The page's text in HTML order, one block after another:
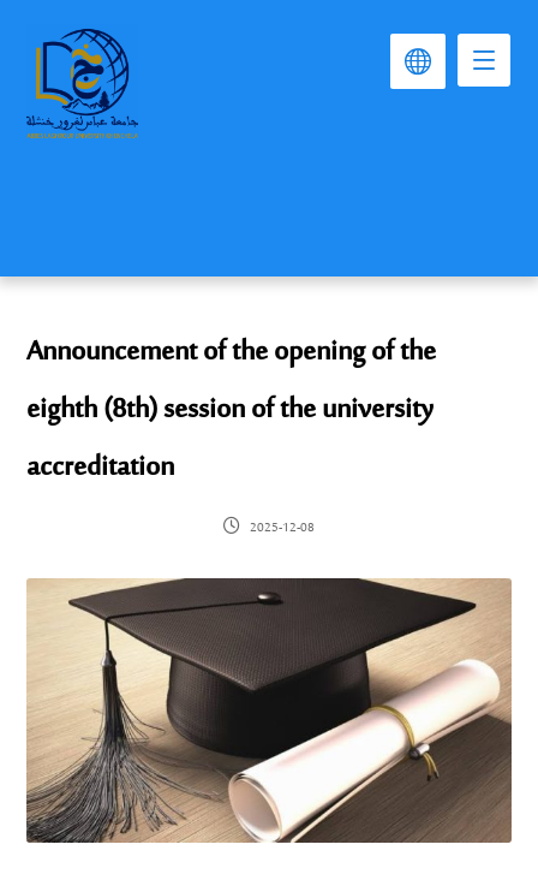
Announcement of the opening of the
eighth (8th) session of the university
accreditation
2025-12-08